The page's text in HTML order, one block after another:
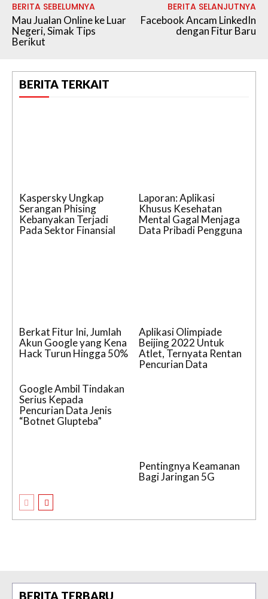
BERITA SEBELUMNYA
Mau Jualan Online ke Luar
Negeri, Simak Tips
Berikut
BERITA SELANJUTNYA
Facebook Ancam LinkedIn
dengan Fitur Baru
BERITA TERKAIT
Kaspersky Ungkap
Serangan Phising
Kebanyakan Terjadi
Pada Sektor Finansial
Laporan: Aplikasi
Khusus Kesehatan
Mental Gagal Menjaga
Data Pribadi Pengguna
Berkat Fitur Ini, Jumlah
Akun Google yang Kena
Hack Turun Hingga 50%
Aplikasi Olimpiade
Beijing 2022 Untuk
Atlet, Ternyata Rentan
Pencurian Data
Google Ambil Tindakan
Serius Kepada
Pencurian Data Jenis
“Botnet Glupteba”
Pentingnya Keamanan
Bagi Jaringan 5G
BERITA TERBARU